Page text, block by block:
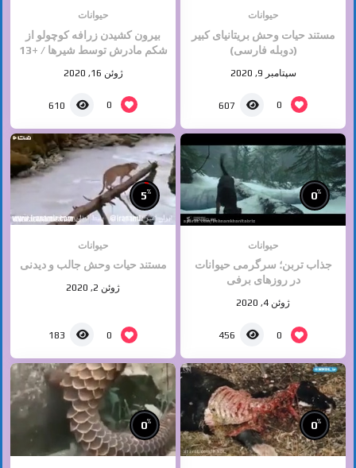
حیوانات
مستند حیات وحش بریتانیای کبیر
(دوبله فارسی)
سپتامبر 9, 2020
0
607
حیوانات
بیرون کشیدن زرافه کوچولو از
شکم مادرش توسط شیرها / +13
ژوئن 16, 2020
0
610
0%
حیوانات
جذاب تربن؛ سرگرمی حیوانات
در روزهای برفی
ژوئن 4, 2020
0
456
5%
حیوانات
مستند حیات وحش جالب و دیدنی
ژوئن 2, 2020
0
183
0%
0%